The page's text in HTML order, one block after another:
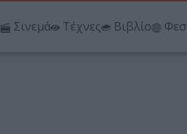
Σινεμά Τέχνες Βιβλίο